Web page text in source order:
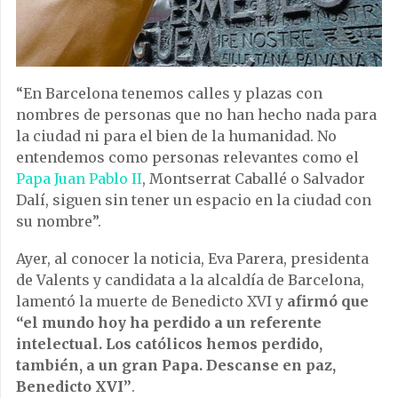
“En Barcelona tenemos calles y plazas con
nombres de personas que no han hecho nada para
la ciudad ni para el bien de la humanidad. No
entendemos como personas relevantes como el
Papa Juan Pablo II, Montserrat Caballé o Salvador
Dalí, siguen sin tener un espacio en la ciudad con
su nombre”.
Ayer, al conocer la noticia, Eva Parera, presidenta
de Valents y candidata a la alcaldía de Barcelona,
lamentó la muerte de Benedicto XVI y afirmó que
“el mundo hoy ha perdido a un referente
intelectual. Los católicos hemos perdido,
también, a un gran Papa. Descanse en paz,
Benedicto XVI”.